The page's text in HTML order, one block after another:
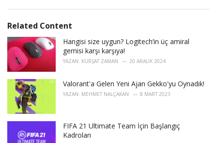
o
r
i
e
:
:Related Content
Hangisi size uygun? Logitech’in üç amiral
gemisi karşı karşıya!
YAZAN: KÜRŞAT ZAMAN 20 ARALIK 2024
Valorant'a Gelen Yeni Ajan Gekko'yu Oynadık!
YAZAN: MEHMET NALÇAKAN 8 MART 2023
FIFA 21 Ultimate Team İçin Başlangıç
Kadroları